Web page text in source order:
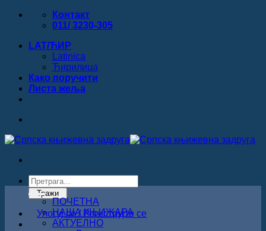
Прескочи
Контакт
011/ 3230-305
LAT/ЋИР
Latinica
Ћирилица
Како поручити
Листa жеља
Products
search
Тражи
Улогуј се / Региструјте се
ПОЧЕТНА
НАША КЊИЖАРА
АКТУЕЛНО